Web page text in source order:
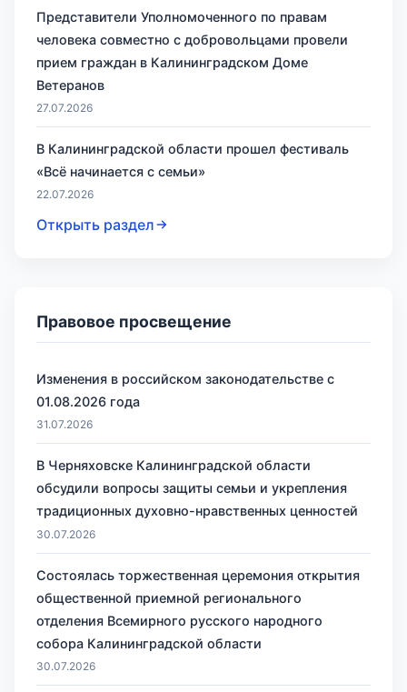
Представители Уполномоченного по правам
человека совместно с добровольцами провели
прием граждан в Калининградском Доме
Ветеранов
27.07.2026
В Калининградской области прошел фестиваль
«Всё начинается с семьи»
22.07.2026
Открыть раздел
Правовое просвещение
Изменения в российском законодательстве с
01.08.2026 года
31.07.2026
В Черняховске Калининградской области
обсудили вопросы защиты семьи и укрепления
традиционных духовно-нравственных ценностей
30.07.2026
Состоялась торжественная церемония открытия
общественной приемной регионального
отделения Всемирного русского народного
собора Калининградской области
30.07.2026